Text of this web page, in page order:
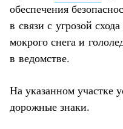
обеспечения
в связи с угрозой
мокрого снега и
в ведомстве.
На указанном участке
дорожные знаки.